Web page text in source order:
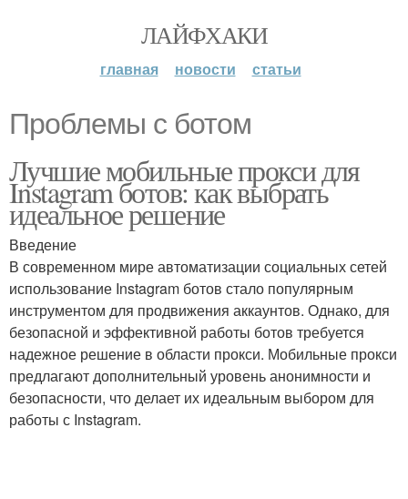
ЛАЙФХАКИ
главная новости статьи
Проблемы с ботом
Лучшие мобильные прокси для
Instagram ботов: как выбрать
идеальное решение
Введение
В современном мире автоматизации социальных сетей
использование Instagram ботов стало популярным
инструментом для продвижения аккаунтов. Однако, для
безопасной и эффективной работы ботов требуется
надежное решение в области прокси. Мобильные прокси
предлагают дополнительный уровень анонимности и
безопасности, что делает их идеальным выбором для
работы с Instagram.